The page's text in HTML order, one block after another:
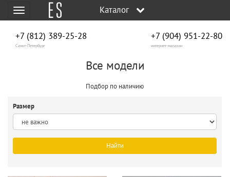
Меню Каталог
+7 (812) 389-25-28
Санкт-Петербург
+7 (904) 951‑22‑80
интернет-магазин
Все модели
Подбор по наличию
Размер